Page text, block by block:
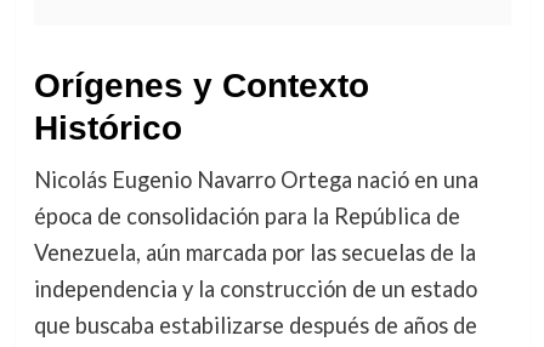
Orígenes y Contexto
Histórico
Nicolás Eugenio Navarro Ortega nació en una
época de consolidación para la República de
Venezuela, aún marcada por las secuelas de la
independencia y la construcción de un estado
que buscaba estabilizarse después de años de